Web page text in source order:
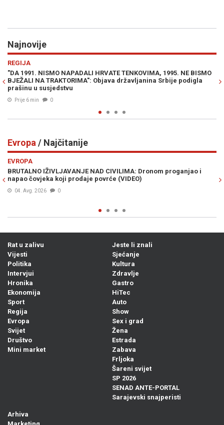
Najnovije
HRVATE TENKOVIMA, 1995. NE BISMO
Objava državljanina Srbije podigla
BURNO U SVJETSKOM
Infantina
Evropa / Najčitanije
NAD CIVILIMA: Dronom proganjao i
povrće (VIDEO)
NOVA ODLUKA KREMLJA
strahu masovno rasprodaju
Rat u zalivu
Vijesti
Politika
Intervjui
Hronika
Ekonomija
Sport
Regija
Evropa
Svijet
Društvo
Mini market
Jeste li znali
Sjećanje
Kultura
Zdravlje
Gastro
HiTec
Auto
Show
Sex i grad
Žena
Estrada
Zabava
Frljoka
Šareni svijet
SP 2026
SENAD ANTE-PORTAL
Sarajevski snajperisti
Arhiva